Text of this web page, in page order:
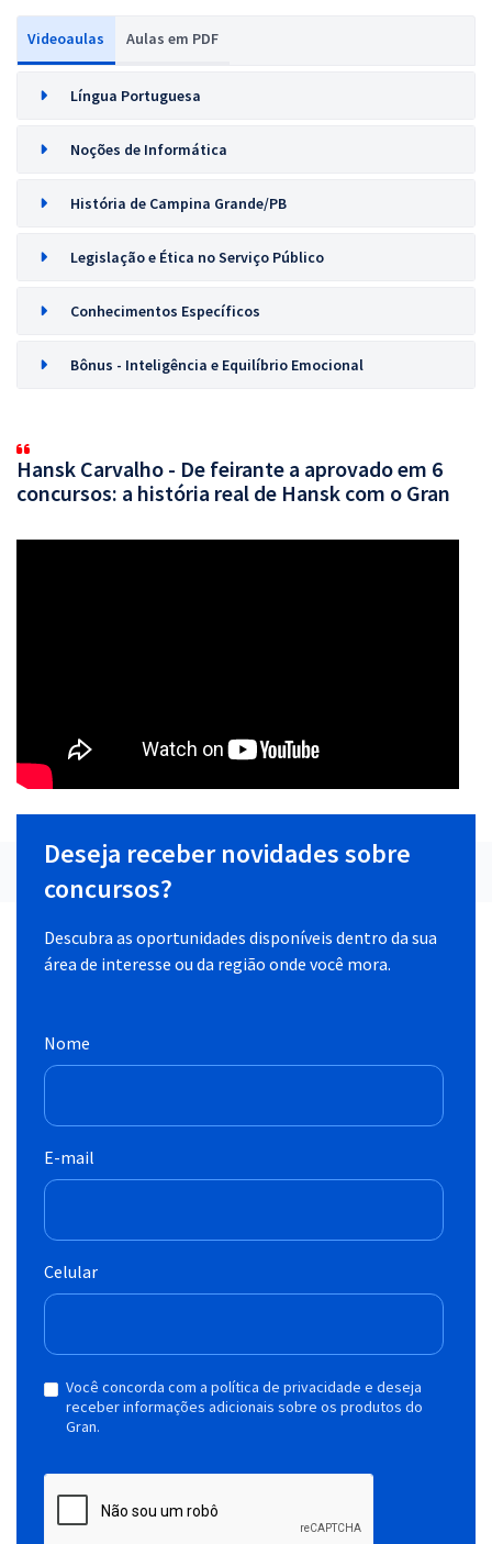
Videoaulas Aulas em PDF
Língua Portuguesa
Noções de Informática
História de Campina Grande/PB
Legislação e Ética no Serviço Público
Conhecimentos Específicos
Bônus - Inteligência e Equilíbrio Emocional
Hansk Carvalho - De feirante a aprovado em 6
concursos: a história real de Hansk com o Gran
Deseja receber novidades sobre
concursos?
Descubra as oportunidades disponíveis dentro da sua
área de interesse ou da região onde você mora.
Nome
E-mail
Celular
Você concorda com a política de privacidade e deseja
receber informações adicionais sobre os produtos do
Gran.